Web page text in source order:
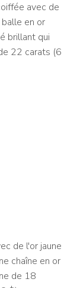
avec de
en or
brillant qui
22 carats (6
de l'or jaune
chaîne en or
de 18